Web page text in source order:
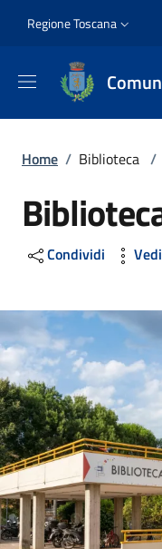
Slim top
Regione Toscana
Briciole di
Home / Biblioteca /
Condividi